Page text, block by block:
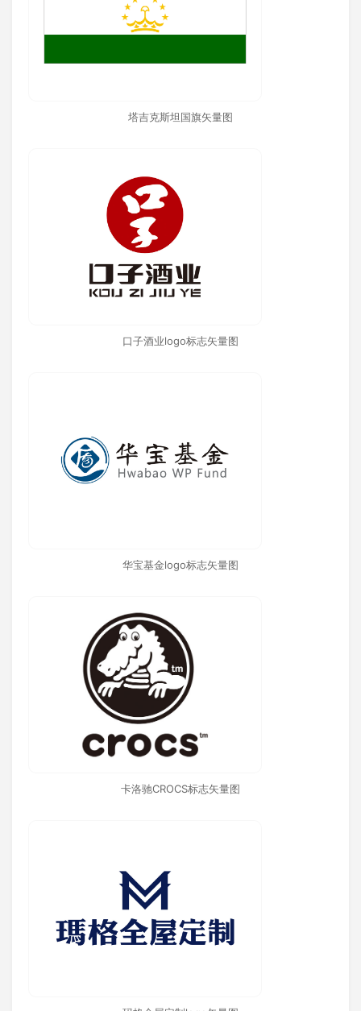
塔吉克斯坦国旗矢量图
口子酒业logo标志矢量图
华宝基金logo标志矢量图
卡洛驰CROCS标志矢量图